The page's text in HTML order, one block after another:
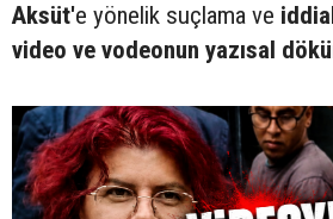
Aksüt'e yönelik suçlama ve
video ve vodeonun yazısal